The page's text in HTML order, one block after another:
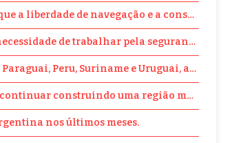
a liberdade de navegação e a
de trabalhar pela segurança
Peru, Suriname e Uruguai, além
construindo uma região mais
nos últimos meses.